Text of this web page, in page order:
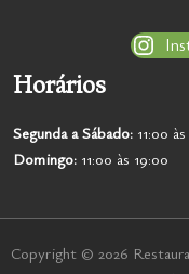
Horários
Segunda aSábado: 11:00
Domingo: 11:00 às 19:00
Copyright © 2026